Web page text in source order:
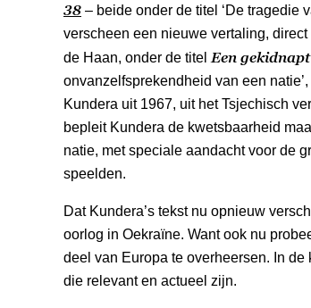
38 – beide onder de titel ‘De tragedie
verscheen een nieuwe vertaling,
de Haan, onder de titel Een
onvanzelfsprekendheid van een
Kundera uit 1967, uit het Tsjechisch
bepleit Kundera de kwetsbaarheid
natie, met speciale aandacht voor de
speelden.
Dat Kundera’s tekst nu opnieuw
oorlog in Oekraïne. Want ook nu
deel van Europa te overheersen. In
die relevant en actueel zijn.